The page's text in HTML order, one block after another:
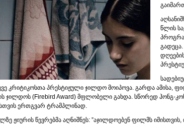
წლის
კრიტიკოსთა პრესტიჟული ჯილდო მოიპოვა. გარდა ამისა,
ჯილდოს (Firebird Award) მფლობელი გახდა. სწორედ ჰონგ-
ერთგვარ ტრამპლინად.
ჟიურის წევრებმა აღნიშნეს: ”აჯილდოებენ ფილმს